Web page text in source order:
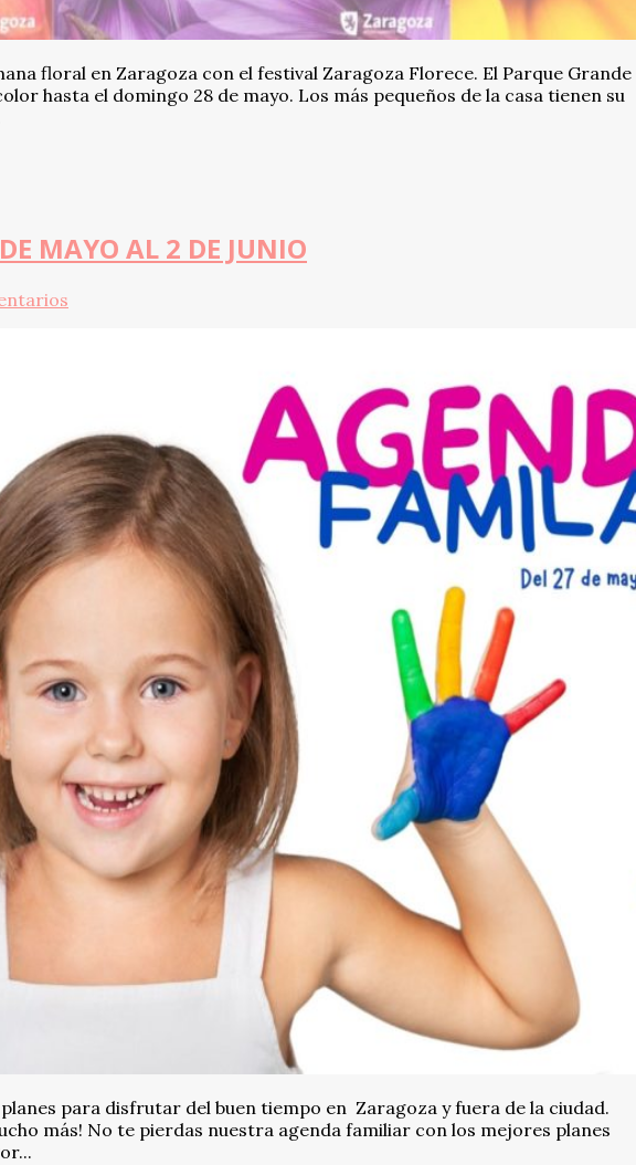
floral en Zaragoza con el festival Zaragoza Florece. El Parque Grande
hasta el domingo 28 de mayo. Los más pequeños de la casa tienen su
MAYO AL 2 DE JUNIO
para disfrutar del buen tiempo en Zaragoza y fuera de la ciudad.
más! No te pierdas nuestra agenda familiar con los mejores planes